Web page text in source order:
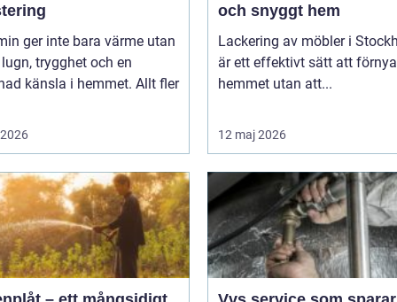
ger inte bara värme utan
trygghet och en
känsla i hemmet. Allt fler
och snyggt hem
Lackering av möbler i
är ett effektivt sätt att förnya
hemmet utan att...
12 maj 2026